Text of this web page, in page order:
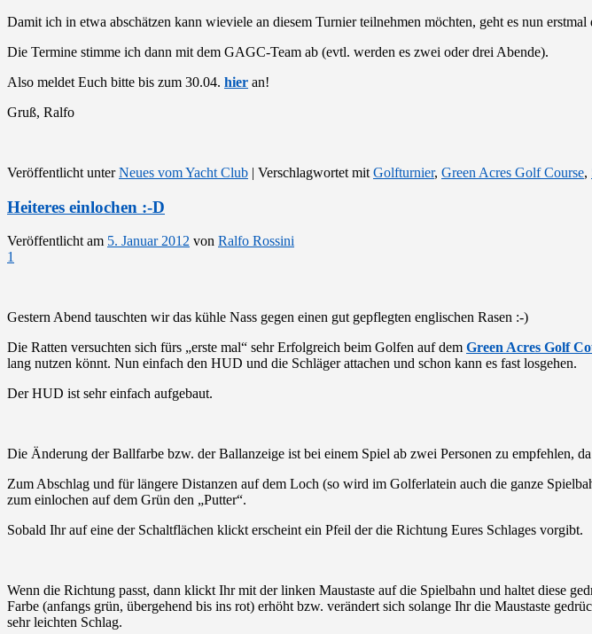
Damit ich in etwa abschätzen kann wieviele an diesem Turnier teilnehmen möchten, geht es nun
Die Termine stimme ich dann mit dem GAGC-Team ab (evtl. werden es zwei oder drei Abende).
Also meldet Euch bitte bis zum 30.04. hier an!
Gruß, Ralfo
Veröffentlicht unter Neues vom Yacht Club | Verschlagwortet mit Golfturnier, Green Acres Golf Course,
Heiteres einlochen :-D
Veröffentlicht am 5. Januar 2012 von Ralfo Rossini
1
Gestern Abend tauschten wir das kühle Nass gegen einen gut gepflegten englischen Rasen :-)
Die Ratten versuchten sich fürs „erste mal“ sehr Erfolgreich beim Golfen auf dem Green Acres Golf
lang nutzen könnt. Nun einfach den HUD und die Schläger attachen und schon kann es fast losgehen.
Der HUD ist sehr einfach aufgebaut.
Die Änderung der Ballfarbe bzw. der Ballanzeige ist bei einem Spiel ab zwei Personen zu empfehlen,
Zum Abschlag und für längere Distanzen auf dem Loch (so wird im Golferlatein auch die ganze
zum einlochen auf dem Grün den „Putter“.
Sobald Ihr auf eine der Schaltflächen klickt erscheint ein Pfeil der die Richtung Eures Schlages vorgibt.
Wenn die Richtung passt, dann klickt Ihr mit der linken Maustaste auf die Spielbahn und haltet diese
Farbe (anfangs grün, übergehend bis ins rot) erhöht bzw. verändert sich solange Ihr die Maustaste
sehr leichten Schlag.